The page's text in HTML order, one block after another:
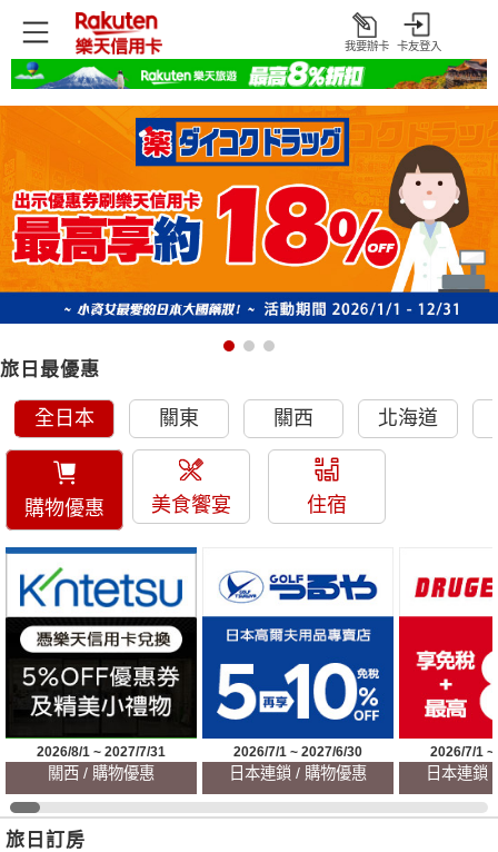
打
開
我要辦卡 卡友登入
首頁 日本旅遊優惠
旅日最優惠
全日本 關東 關西 北海道
購物優惠 美食饗宴 住宿
2026/8/1 ~ 2027/7/31
關西 / 購物優惠
2026/7/1 ~ 2027/6/30
日本連鎖 / 購物優惠
2026/7/1
日本連鎖
旅日訂房